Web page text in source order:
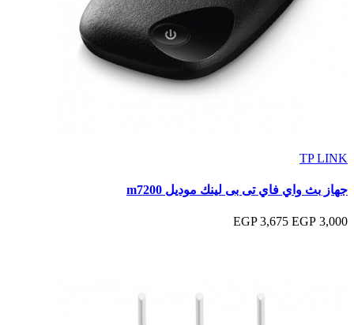
TP LINK
جهاز بث واي فاي تى بى لينك موديل m7200
3,000 EGP
3,675 EGP